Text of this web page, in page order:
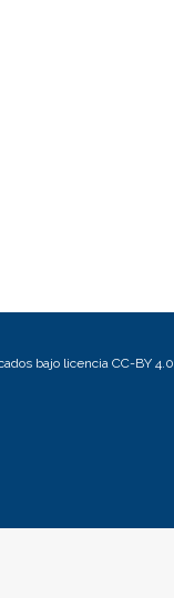
bajo licencia CC-BY 4.0